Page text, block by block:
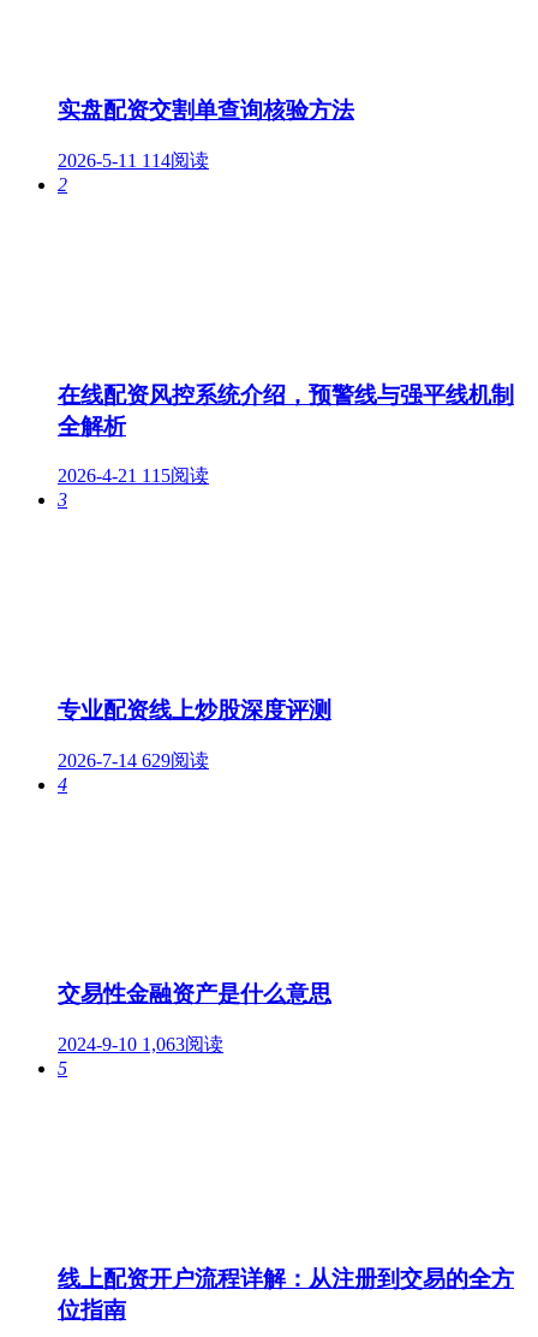
实盘配资交割单查询核验方法
2026-5-11 114阅读
2
在线配资风控系统介绍，预警线与强平线机制
全解析
2026-4-21 115阅读
3
专业配资线上炒股深度评测
2026-7-14 629阅读
4
交易性金融资产是什么意思
2024-9-10 1,063阅读
5
线上配资开户流程详解：从注册到交易的全方
位指南